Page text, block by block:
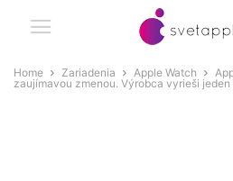
Home Zariadenia Apple Watch
zaujímavou zmenou. Výrobca vyrieši jeden